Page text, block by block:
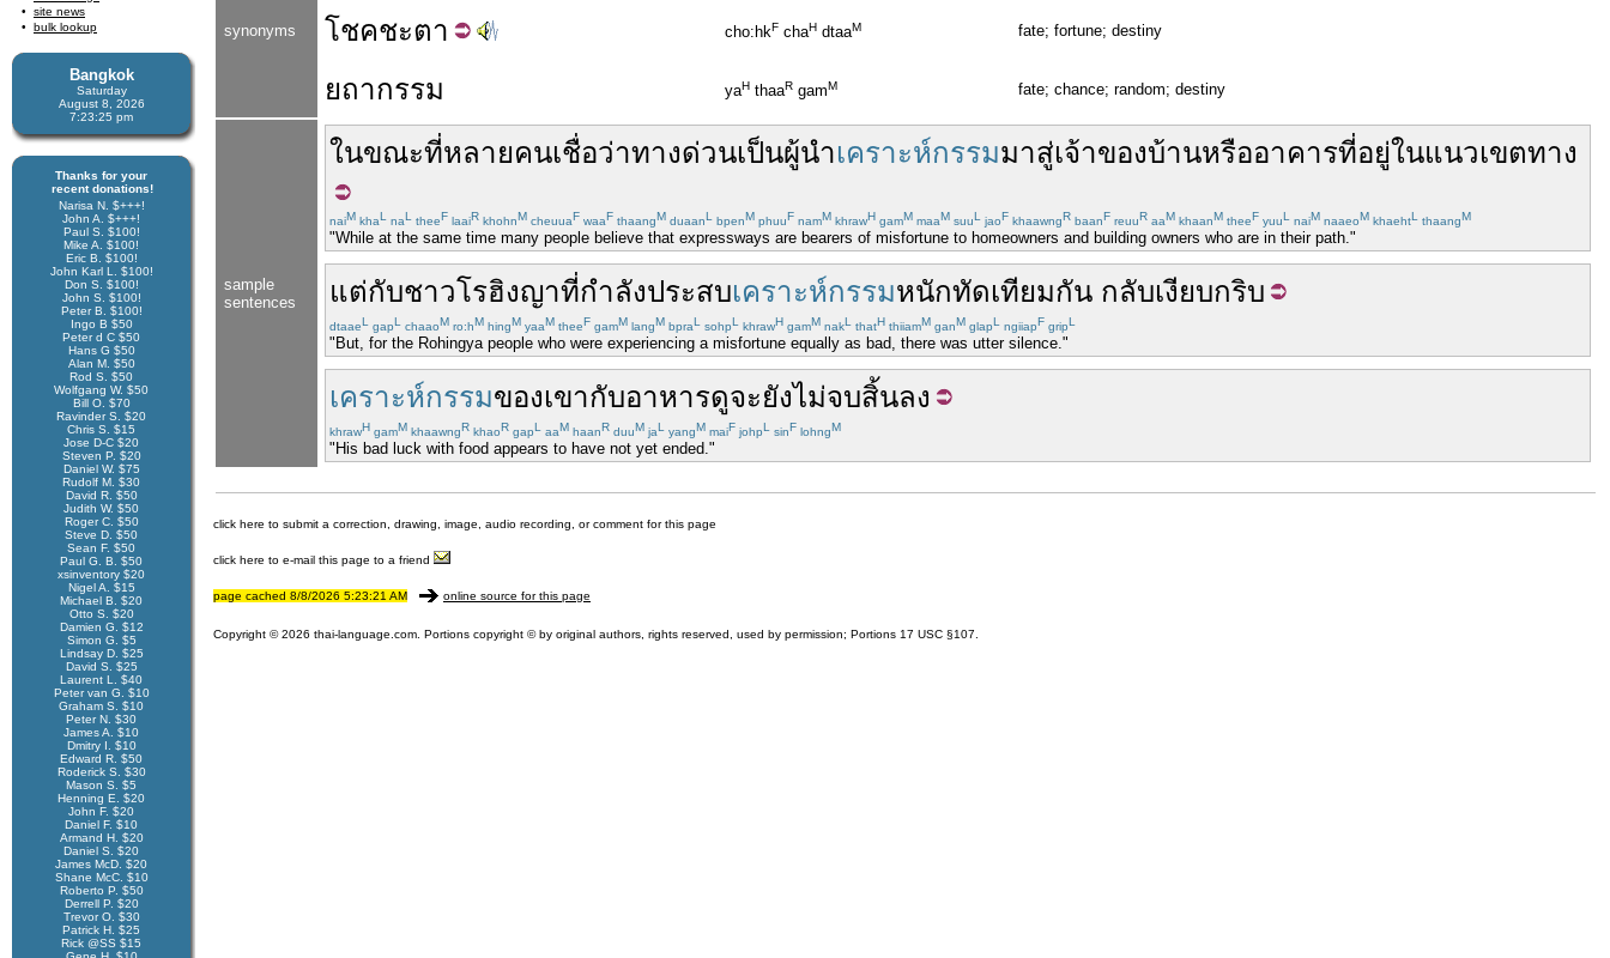
site news
bulk lookup
Bangkok
Saturday
August 8, 2026
7:23:25 pm
Thanks for your
recent donations!
Narisa N. $+++!
John A. $+++!
Paul S. $100!
Mike A. $100!
Eric B. $100!
John Karl L. $100!
Don S. $100!
John S. $100!
Peter B. $100!
Ingo B $50
Peter d C $50
Hans G $50
Alan M. $50
Rod S. $50
Wolfgang W. $50
Bill O. $70
Ravinder S. $20
Chris S. $15
Jose D-C $20
Steven P. $20
Daniel W. $75
Rudolf M. $30
David R. $50
Judith W. $50
Roger C. $50
Steve D. $50
Sean F. $50
Paul G. B. $50
xsinventory $20
Nigel A. $15
Michael B. $20
Otto S. $20
Damien G. $12
Simon G. $5
Lindsay D. $25
David S. $25
Laurent L. $40
Peter van G. $10
Graham S. $10
Peter N. $30
James A. $10
Dmitry I. $10
Edward R. $50
Roderick S. $30
Mason S. $5
Henning E. $20
John F. $20
Daniel F. $10
Armand H. $20
Daniel S. $20
James McD. $20
Shane McC. $10
Roberto P. $50
Derrell P. $20
Trevor O. $30
Patrick H. $25
Rick @SS $15
synonyms โชคชะตา cho:hkF chaH dtaaM fate; fortune; destiny
ยถากรรม yaH thaaR gamM fate; chance; random; destiny
sample
sentences
ในขณะที่หลายคนเชื่อว่าทางด่วนเป็นผู้นำเคราะห์กรรมมาสู่เจ้าของบ้านหรืออาคารที่อยู่ในแนวเขตทาง
naiM khaL naL theeF laaiR khohnM cheuuaF waaF thaangM duaanL bpenM phuuF namM khrawH gamM maaM suuL jaoF khaawngR baanF reuuR aaM khaanM theeF yuuL naiM naaeoM khaehtL thaangM
"While at the same time many people believe that expressways are bearers of misfortune to homeowners and building owners who are in their path."
แต่กับชาวโรฮิงญาที่กำลังประสบเคราะห์กรรมหนักทัดเทียมกัน กลับเงียบกริบ
dtaaeL gapL chaaoM ro:hM hingM yaaM theeF gamM langM bpraL sohpL khrawH gamM nakL thatH thiiamM ganM glapL ngiiapF gripL
"But, for the Rohingya people who were experiencing a misfortune equally as bad, there was utter silence."
เคราะห์กรรมของเขากับอาหารดูจะยังไม่จบสิ้นลง
khrawH gamM khaawngR khaoR gapL aaM haanR duuM jaL yangM maiF johpL sinF lohngM
"His bad luck with food appears to have not yet ended."
click here to submit a correction, drawing, image, audio recording, or comment for this page
click here to e-mail this page to a friend
page cached 8/8/2026 5:23:21 AM online source for this page
Copyright © 2026 thai-language.com. Portions copyright © by original authors, rights reserved, used by permission; Portions 17 USC §107